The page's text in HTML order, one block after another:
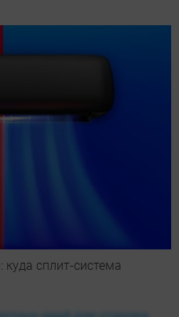
куда сплит-система